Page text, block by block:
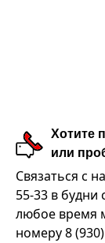
Хотите
или
Связаться с
55-33 в будни
любое время
номеру 8